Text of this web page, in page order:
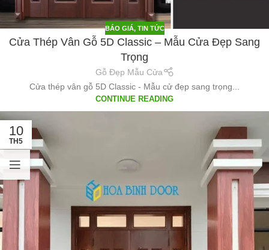
BÁO GIÁ, TIN TỨC
Cửa Thép Vân Gỗ 5D Classic – Mẫu Cửa Đẹp Sang
Trọng
Gỗ Đẹp Mẫu Cửa
Cửa thép vân gỗ 5D Classic - Mẫu cử đẹp sang trọng...
CONTINUE READING
10
TH5